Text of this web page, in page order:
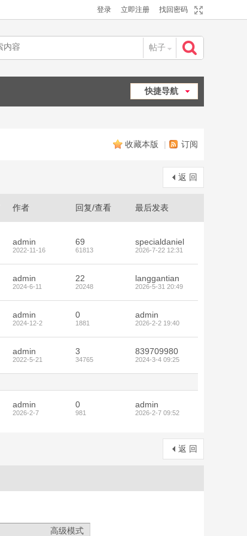
登录 立即注册 找回密码
帖子
快捷导航
收藏本版 | 订阅
返 回
作者 回复/查看 最后发表
admin
2022-11-16
69
61813
specialdaniel
2026-7-22 12:31
admin
2024-6-11
22
20248
langgantian
2026-5-31 20:49
admin
2024-12-2
0
1881
admin
2026-2-2 19:40
admin
2022-5-21
3
34765
839709980
2024-3-4 09:25
admin
2026-2-7
0
981
admin
2026-2-7 09:52
返 回
高级模式